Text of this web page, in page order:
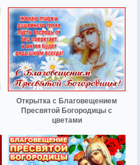
Открытка с Благовещением
Пресвятой Богородицы с
цветами